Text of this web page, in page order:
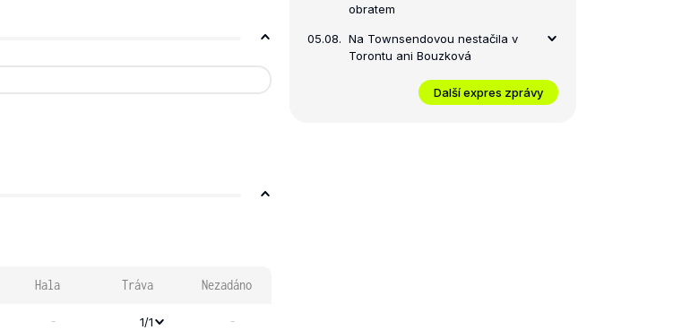
Hala Tráva Nezadáno
- 1/1 -
obratem
05.08. Na Townsendovou nestačila v
Torontu ani Bouzková
Další expres zprávy